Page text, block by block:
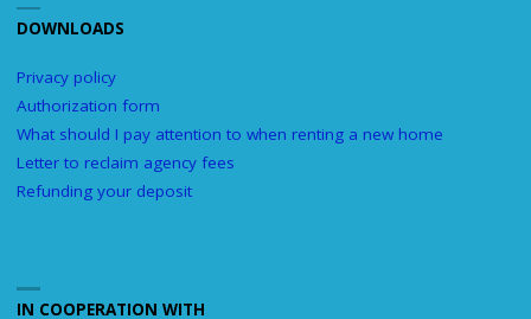
DOWNLOADS
Privacy policy
Authorization form
What should I pay attention to when renting a new home
Letter to reclaim agency fees
Refunding your deposit
IN COOPERATION WITH